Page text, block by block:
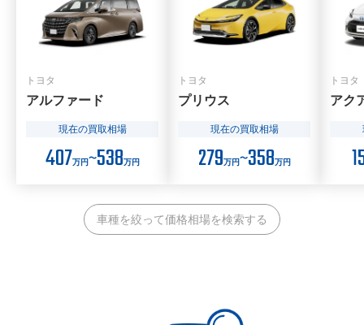
トヨタ
アルファード
現在の買取相場
407万円〜538万円
トヨタ
プリウス
現在の買取相場
279万円〜358万円
トヨタ
アク
車種を絞って価格相場を検索する